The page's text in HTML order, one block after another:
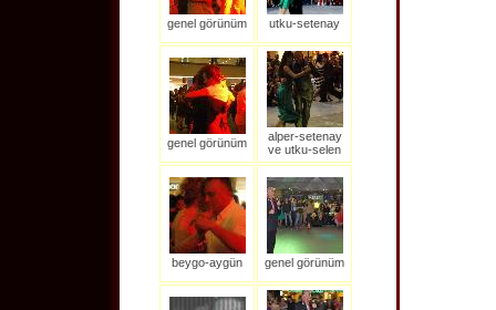
genel görünüm utku-setenay
genel görünüm
alper-setenay
ve utku-selen
beygo-aygün genel görünüm